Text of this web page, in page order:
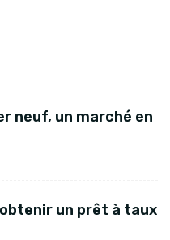
neuf, un marché en
un prêt à taux